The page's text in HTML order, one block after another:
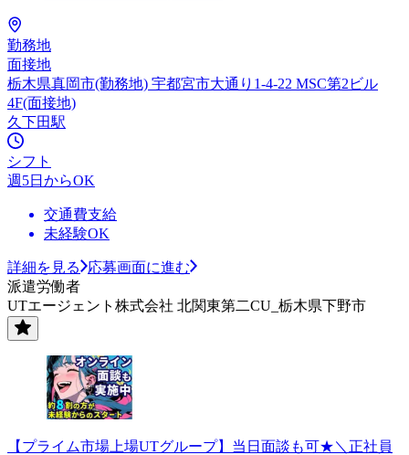
勤務地
面接地
栃木県真岡市(勤務地) 宇都宮市大通り1-4-22 MSC第2ビル
4F(面接地)
久下田駅
シフト
週5日からOK
交通費支給
未経験OK
詳細を見る
応募画面に進む
派遣労働者
UTエージェント株式会社 北関東第二CU_栃木県下野市
【プライム市場上場UTグループ】当日面談も可★＼正社員